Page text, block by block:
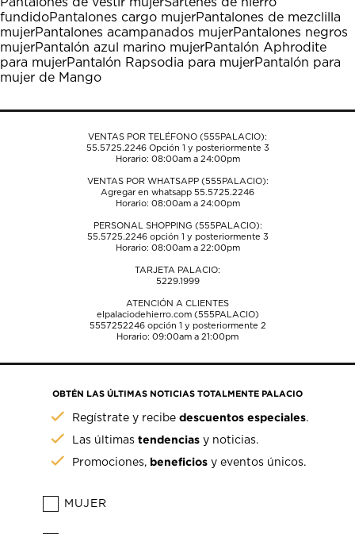
Esta
acción
abrirá
el
formulario
de
Esta
acción
abrirá
el
formulario
de
Esta
acción
abrirá
el
formulario
de
Esta
acción
abrirá
el
formulario
de
Esta
acción
abrirá
el
formulario
fundidoPantalones cargo mujerPantalones de mezclilla
mujerPantalones acampanados mujerPantalones negros
mujerPantalón azul marino mujerPantalón Aphrodite
para mujerPantalón Rapsodia para mujerPantalón para
mujer de Mango
VENTAS POR TELÉFONO (555PALACIO):
55.5725.2246Opción 1 y posteriormente 3
Horario: 08:00am a 24:00pm
VENTAS POR WHATSAPP (555PALACIO):
Agregar en whatsapp 55.5725.2246
Horario: 08:00am a 24:00pm
PERSONAL SHOPPING (555PALACIO):
55.5725.2246opción 1 y posteriormente 3
Horario: 08:00am a 22:00pm
TARJETA PALACIO:
5229.1999
ATENCIÓN A CLIENTES
elpalaciodehierro.com (555PALACIO)
5557252246opción 1 y posteriormente 2
Horario: 09:00am a 21:00pm
OBTÉN LAS ÚLTIMAS NOTICIAS TOTALMENTE PALACIO
Regístrate y recibedescuentos especiales.
Las últimastendencias y noticias.
Promociones, beneficios y eventos únicos.
MUJER